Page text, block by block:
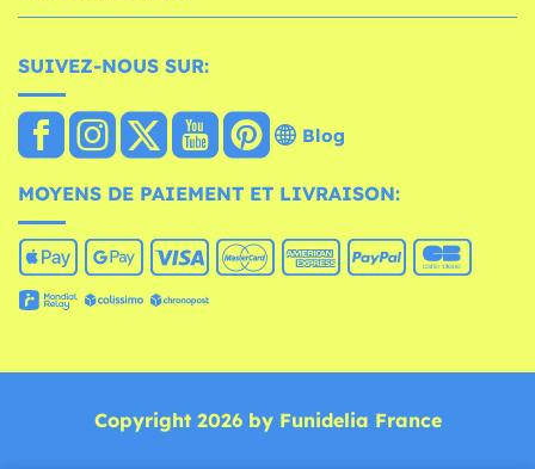
SUIVEZ-NOUS SUR:
Blog
MOYENS DE PAIEMENT ET LIVRAISON:
Copyright 2026 by Funidelia France